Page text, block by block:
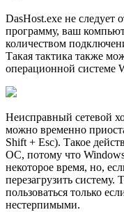
DasHost.exe не следует
программу, ваш
количеством
Такая тактика также
операционной системе
Неисправный сетевой
можно временно
Shift + Esc). Такое
ОС, потому что Windows
некоторое время, но,
перезагрузить
пользоваться только
нестерпимыми.